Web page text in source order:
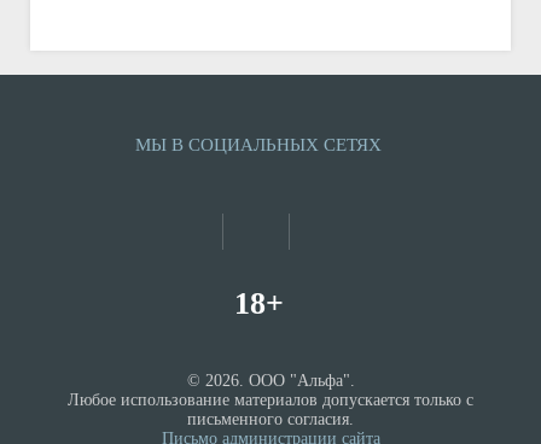
МЫ В СОЦИАЛЬНЫХ СЕТЯХ
18+
© 2026. ООО "Альфа".
Любое использование материалов допускается только с
письменного согласия.
Письмо администрации сайта